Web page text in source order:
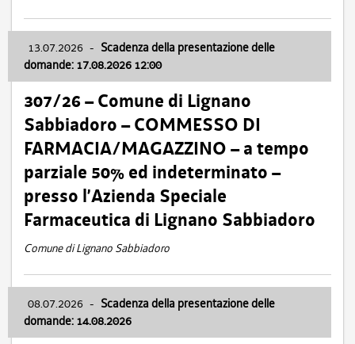
13.07.2026 - Scadenza della presentazione delle
domande: 17.08.2026 12:00
307/26 – Comune di Lignano
Sabbiadoro – COMMESSO DI
FARMACIA/MAGAZZINO – a tempo
parziale 50% ed indeterminato –
presso l’Azienda Speciale
Farmaceutica di Lignano Sabbiadoro
Comune di Lignano Sabbiadoro
08.07.2026 - Scadenza della presentazione delle
domande: 14.08.2026